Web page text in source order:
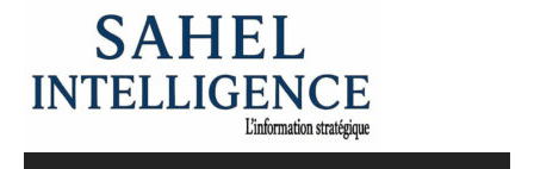
content